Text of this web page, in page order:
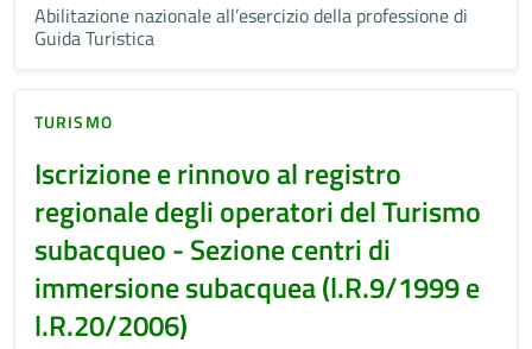
Abilitazione nazionale all’esercizio della professione di
Guida Turistica
TURISMO
Iscrizione e rinnovo al registro
regionale degli operatori del Turismo
subacqueo - Sezione centri di
immersione subacquea (l.R.9/1999 e
l.R.20/2006)